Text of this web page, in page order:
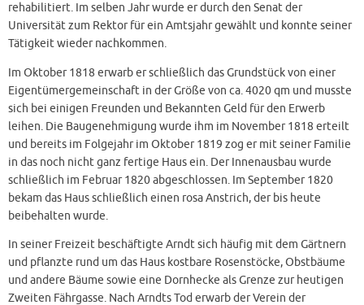
rehabilitiert. Im selben Jahr wurde er durch den Senat der
Universität zum Rektor für ein Amtsjahr gewählt und konnte seiner
Tätigkeit wieder nachkommen.
Im Oktober 1818 erwarb er schließlich das Grundstück von einer
Eigentümergemeinschaft in der Größe von ca. 4020 qm und musste
sich bei einigen Freunden und Bekannten Geld für den Erwerb
leihen. Die Baugenehmigung wurde ihm im November 1818 erteilt
und bereits im Folgejahr im Oktober 1819 zog er mit seiner Familie
in das noch nicht ganz fertige Haus ein. Der Innenausbau wurde
schließlich im Februar 1820 abgeschlossen. Im September 1820
bekam das Haus schließlich einen rosa Anstrich, der bis heute
beibehalten wurde.
In seiner Freizeit beschäftigte Arndt sich häufig mit dem Gärtnern
und pflanzte rund um das Haus kostbare Rosenstöcke, Obstbäume
und andere Bäume sowie eine Dornhecke als Grenze zur heutigen
Zweiten Fährgasse. Nach Arndts Tod erwarb der Verein der